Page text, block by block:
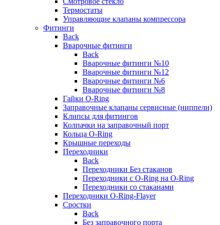
Термостаты
Управляющие клапаны компрессора
Фитинги
Back
Вварочные фитинги
Back
Вварочные фитинги №10
Вварочные фитинги №12
Вварочные фитинги №6
Вварочные фитинги №8
Гайки O-Ring
Заправочные клапаны сервисные (ниппели)
Клипсы для фитингов
Колпачки на заправочный порт
Кольца O-Ring
Крышные переходы
Переходники
Back
Переходники Без стаканов
Переходники с O-Ring на O-Ring
Переходники со стаканами
Переходники O-Ring-Flayer
Сростки
Back
Без заправочного порта